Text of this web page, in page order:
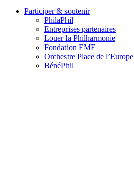
Participer & soutenir
PhilaPhil
Entreprises partenaires
Louer la Philharmonie
Fondation EME
Orchestre Place de l’Europe
BénéPhil